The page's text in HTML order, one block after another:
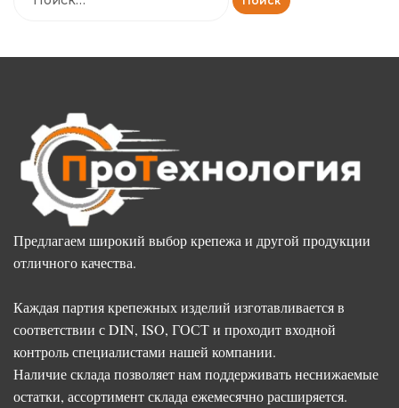
Предлагаем широкий выбор крепежа и другой продукции
отличного качества.
Каждая партия крепежных изделий изготавливается в
соответствии с DIN, ISO, ГОСТ и проходит входной
контроль специалистами нашей компании.
Наличие склада позволяет нам поддерживать неснижаемые
остатки, ассортимент склада ежемесячно расширяется.